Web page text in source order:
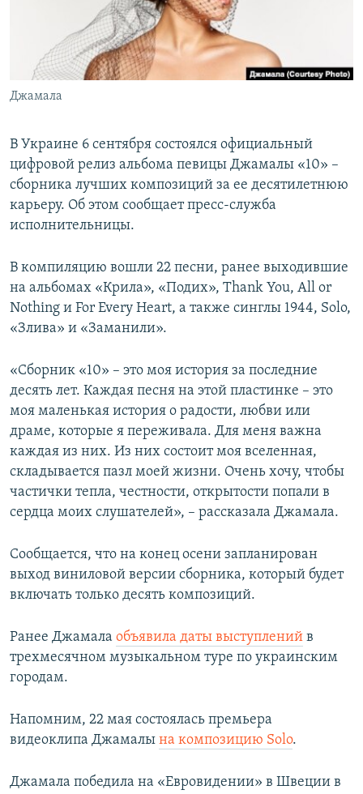
ПОБЕДИТЕЛЕЙ НЕ СУДЯТ?
КРЫМ.НЕПОКОРЕННЫЙ
ELIFBE
УКРАИНСКАЯ ПРОБЛЕМА КРЫМА
ПРИСОЕДИНЯЙТЕСЬ!
Джамала
В Украине 6 сентября состоялся официальный
цифровой релиз альбома певицы Джамалы «10» –
сборника лучших композиций за ее десятилетнюю
карьеру. Об этом сообщает пресс-служба
исполнительницы.
В компиляцию вошли 22 песни, ранее выходившие
на альбомах «Крила», «Подих», Thank You, All or
Nothing и For Every Heart, а также синглы 1944, Solo,
«Злива» и «Заманили».
«Сборник «10» – это моя история за последние
десять лет. Каждая песня на этой пластинке – это
моя маленькая история о радости, любви или
драме, которые я переживала. Для меня важна
каждая из них. Из них состоит моя вселенная,
складывается пазл моей жизни. Очень хочу, чтобы
частички тепла, честности, открытости попали в
сердца моих слушателей», – рассказала Джамала.
Сообщается, что на конец осени запланирован
выход виниловой версии сборника, который будет
включать только десять композиций.
Ранее Джамала объявила даты выступлений в
трехмесячном музыкальном туре по украинским
городам.
Напомним, 22 мая состоялась премьера
видеоклипа Джамалы на композицию Solo​.
Джамала победила на «Евровидении» в Швеции в